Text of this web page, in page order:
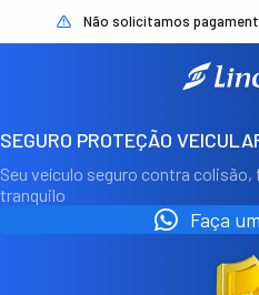
Não solicitamos
SEGURO PROTEÇÃO
Seu veículo seguro contra
tranquilo
Faça